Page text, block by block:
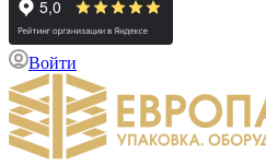
Войти